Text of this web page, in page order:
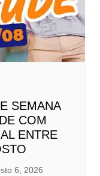
SEMANA
COM
ENTRE
6, 2026